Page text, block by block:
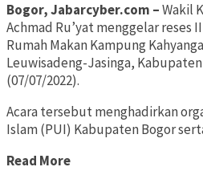
Bogor, Jabarcyber.com –Wakil
Achmad Ru’yat menggelar reses
Rumah Makan Kampung
Leuwisadeng-Jasinga,
(07/07/2022).
Acara tersebut menghadirkan
Islam (PUI) Kabupaten Bogor
Read More